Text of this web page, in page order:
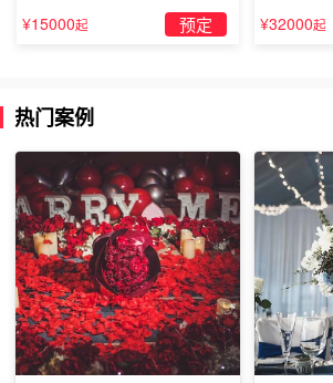
漫求婚」
¥15000起 预定
题求婚仪式
¥32000起
热门案例